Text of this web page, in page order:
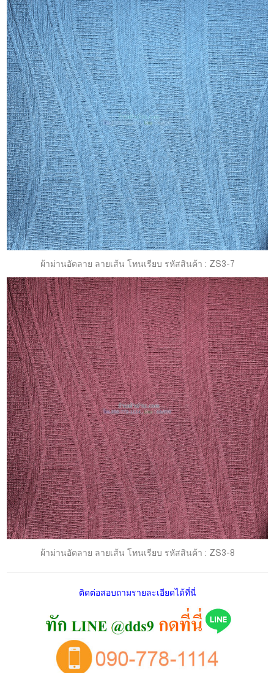
ผ้าม่านอัดลาย ลายเส้น โทนเรียบ รหัสสินค้า : ZS3-7
ผ้าม่านอัดลาย ลายเส้น โทนเรียบ รหัสสินค้า : ZS3-8
ติดต่อสอบถามรายละเอียดได้ที่นี่